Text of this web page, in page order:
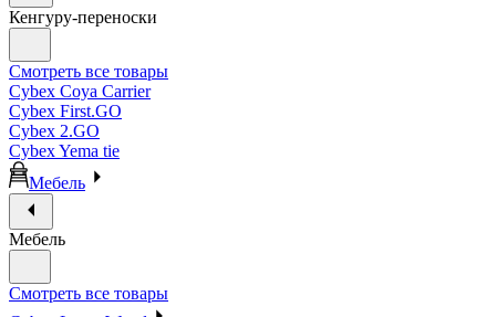
Кенгуру-переноски
Смотреть все товары
Cybex Coya Carrier
Cybex First.GO
Cybex 2.GO
Cybex Yema tie
Мебель
Мебель
Смотреть все товары